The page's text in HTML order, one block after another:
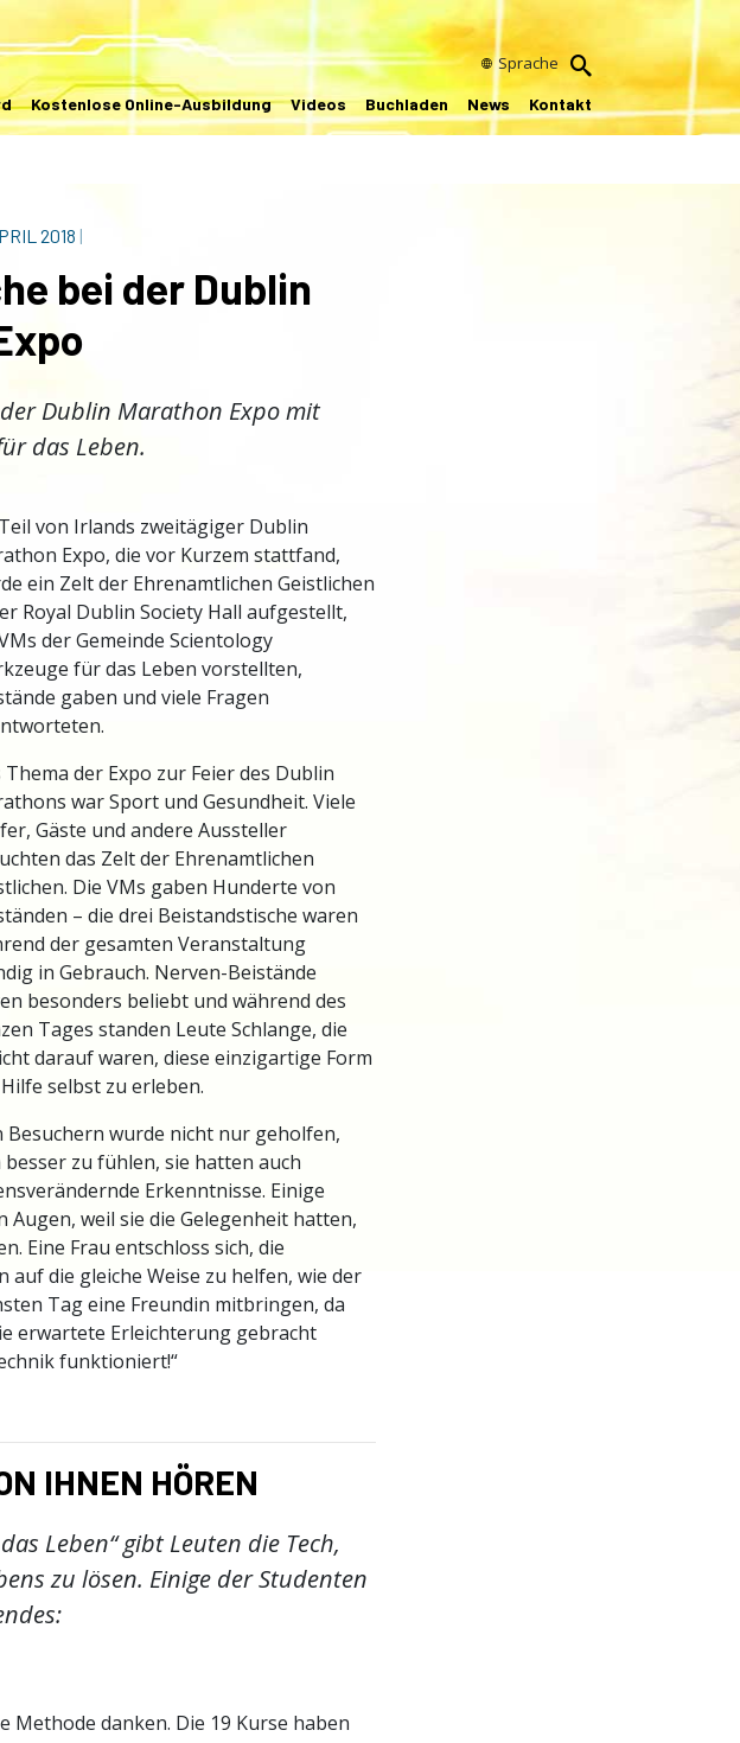
Sprache
Kostenlose Online-Ausbildung Videos Buchladen News Kontakt
2018 |
bei der Dublin
Dublin Marathon Expo mit
das Leben.
von Irlands zweitägiger Dublin
Expo, die vor Kurzem stattfand,
ein Zelt der Ehrenamtlichen Geistlichen
Royal Dublin Society Hall aufgestellt,
der Gemeinde Scientology
für das Leben vorstellten,
gaben und viele Fragen
Thema der Expo zur Feier des Dublin
war Sport und Gesundheit. Viele
Gäste und andere Aussteller
das Zelt der Ehrenamtlichen
Die VMs gaben Hunderte von
– die drei Beistandstische waren
der gesamten Veranstaltung
in Gebrauch. Nerven-Beistände
besonders beliebt und während des
Tages standen Leute Schlange, die
darauf waren, diese einzigartige Form
selbst zu erleben.
Besuchern wurde nicht nur geholfen,
besser zu fühlen, sie hatten auch
Erkenntnisse. Einige
weil sie die Gelegenheit hatten,
Eine Frau entschloss sich, die
die gleiche Weise zu helfen, wie der
Tag eine Freundin mitbringen, da
erwartete Erleichterung gebracht
funktioniert!“
IHNEN HÖREN
Leben“ gibt Leuten die Tech,
zu lösen. Einige der Studenten
Methode danken. Die 19 Kurse haben